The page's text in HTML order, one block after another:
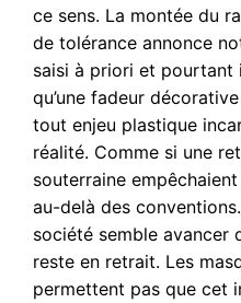
ce sens. La montée du
de tolérance annonce
saisi à priori et pourtant
qu’une fadeur
tout enjeu plastique
réalité. Comme si une
souterraine empêchaient
au-delà des
société semble avancer
reste en retrait. Les
permettent pas que cet